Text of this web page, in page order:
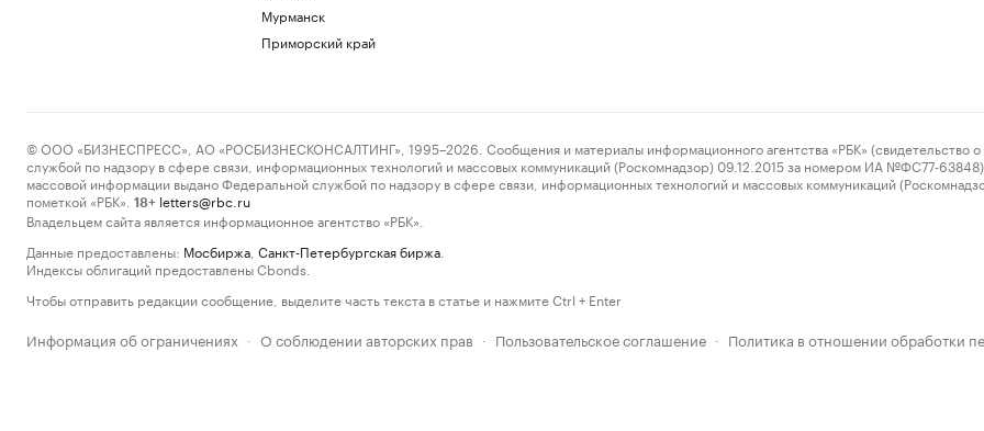
Мурманск
Приморский край
© ООО «БИЗНЕСПРЕСС», АО «РОСБИЗНЕСКОНСАЛТИНГ», 1995–2026. Сообщения и материалы информационного агентства «РБК» (свидетельство о
службой по надзору в сфере связи, информационных технологий и массовых коммуникаций (Роскомнадзор) 09.12.2015 за номером ИА №ФС77-63848)
массовой информации выдано Федеральной службой по надзору в сфере связи, информационных технологий и массовых коммуникаций
пометкой «РБК».
18+ letters@rbc.ru
Владельцем сайта является информационное агентство «РБК».
Данные предоставлены: Мосбиржа Санкт-Петербургская биржа
Индексы облигаций предоставлены Cbonds.
Чтобы отправить редакции сообщение, выделите часть текста в статье и нажмите Ctrl + Enter
Информация об ограничениях · О соблюдении авторских прав · Пользовательское соглашение · Политика в отношении обработки